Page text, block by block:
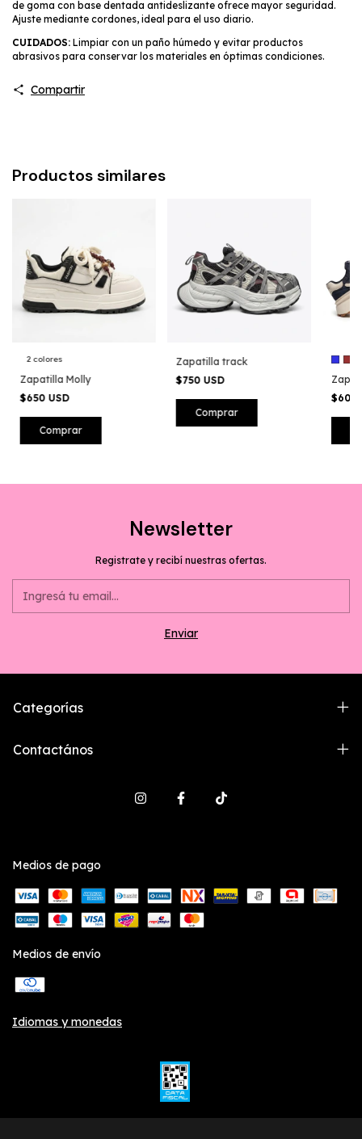
de goma con base dentada antideslizante ofrece mayor seguridad.
Ajuste mediante cordones, ideal para el uso diario.
CUIDADOS: Limpiar con un paño húmedo y evitar productos
abrasivos para conservar los materiales en óptimas condiciones.
Compartir
Productos similares
2 colores
Zapatilla Molly
$650 USD
Comprar
Zapatilla track
$750 USD
Comprar
$600
Newsletter
Registrate y recibí nuestras ofertas.
Categorías
Contactános
Medios de pago
Medios de envío
Idiomas y monedas